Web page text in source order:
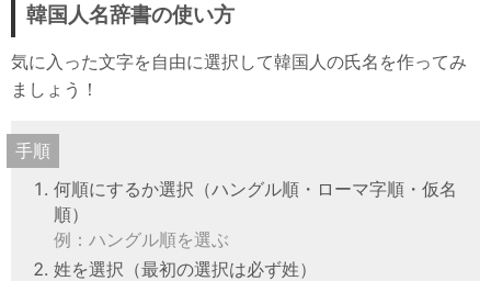
韓国人名辞書の使い方
気に入った文字を自由に選択して韓国人の氏名を作ってみ
ましょう！
手順
何順にするか選択（ハングル順・ローマ字順・仮名
順）
例：ハングル順を選ぶ
姓を選択（最初の選択は必ず姓）